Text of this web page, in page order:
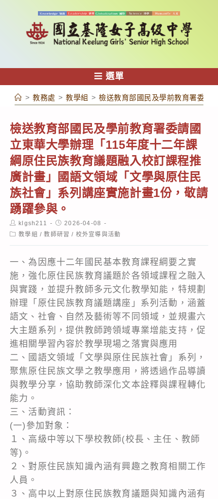
容
選單
> 教務處 > 教學組 > 檢送教育部國民及學前教育署委請
檢送教育部國民及學前教育署委請國
立東華大學辦理「115年度十二年課
綱原住民族教育議題融入校訂課程推
廣計畫」國語文領域「文學與原住民
族社會」系列講座實施計畫1份，敬請
踴躍參與。
Post
author:
klgsh211
Post
published:
2026-04-08
Post教學組 / 教師研習 / 校外宣導與活動
一、為因應十二年國民基本教育課程綱要之實
施，強化原住民族教育議題於各領域課程之融入
與實踐，並提升教師多元文化教學知能，特規劃
辦理「原住民族教育議題講座」系列活動，涵蓋
語文、社會、自然及藝術等不同領域，並規畫六
大主題系列，提供教師跨領域專業增能支持，促
進相關學習內容於教學現場之落實與應用
二、國語文領域「文學與原住民族社會」系列，
聚焦原住民族文學之教學應用，將透過作品導讀
與教學分享，協助教師深化文本詮釋與課程轉化
能力。
三、活動資訊：
(一)參加對象：
１、高級中等以下學校教師(校長、主任、教師
等)。
２、對原住民族知識內涵有興趣之教育相關工作
人員。
３、高中以上對原住民族教育議題與知識內涵有